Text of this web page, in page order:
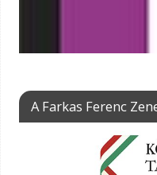
A Farkas Ferenc